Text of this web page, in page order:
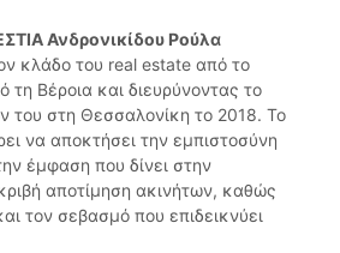
Ανδρονικίδου Ρούλα
κλάδο του real estate από το
Βέροια και διευρύνοντας το
του στη Θεσσαλονίκη το 2018. Το
να αποκτήσει την εμπιστοσύνη
έμφαση που δίνει στην
αποτίμηση ακινήτων, καθώς
τον σεβασμό που επιδεικνύει